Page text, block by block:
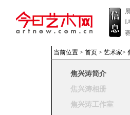
当前位置 > 首页 > 艺术家>
焦兴涛简介
焦兴涛相册
焦兴涛工作室